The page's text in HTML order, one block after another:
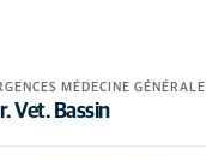
MÉDECINE GÉNÉRALE
Vet. Bassin